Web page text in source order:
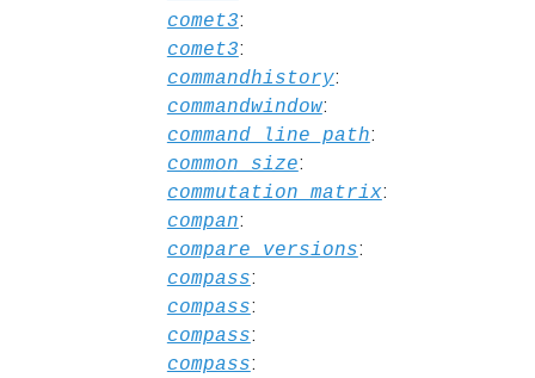
comet3:
comet3:
commandhistory:
commandwindow:
command_line_path:
common_size:
commutation_matrix:
compan:
compare_versions:
compass:
compass:
compass:
compass: